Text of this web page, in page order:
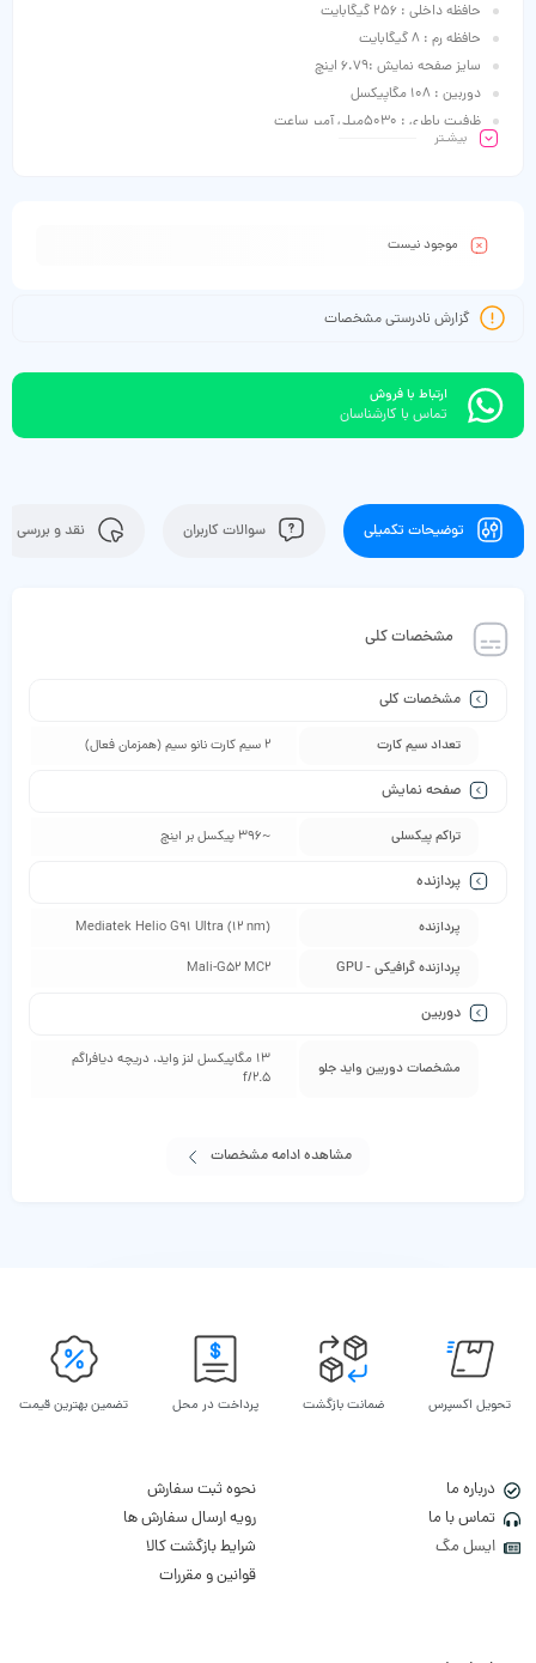
حافظه داخلی : 256 گیگابایت
حافظه رم : 8 گیگابایت
سایز صفحه نمایش :6.79 اینچ
دوربین : 108 مگاپیکسل
ظرفیت باطری : 5030میلی آمپر ساعت
بیشـتر
موجود نیست
گزارش نادرستی مشخصات
ارتباط با فروش
تماس با کارشناسان
توضیحات تکمیلی سوالات کاربران نقد و بررسی
مشخصات کلی
مشخصات کلی
تعداد سیم کارت 2 سیم کارت نانو سیم (همزمان فعال)
صفحه نمایش
تراکم پیکسلی ~396 پیکسل بر اینچ
پردازنده
پردازنده Mediatek Helio G91 Ultra (12 nm)
پردازنده گرافیکی - GPU Mali-G52 MC2
دوربین
مشخصات دوربین واید جلو
13 مگاپیکسل لنز واید، دریچه دیافراگم
f/2.5
مشاهده ادامه مشخصات
تحویل اکسپرس ضمانت بازگشت پرداخت در محل تضمین بهترین قیمت
درباره ما
تماس با ما
ایسل مگ
نحوه ثبت سفارش
رویه ارسال سفارش ها
شرایط بازگشت کالا
قوانین و مقررات